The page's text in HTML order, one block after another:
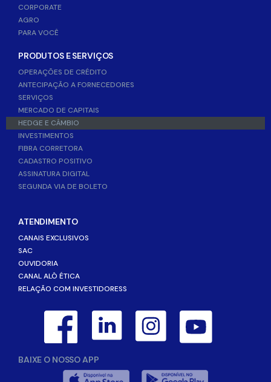
CORPORATE
AGRO
PARA VOCÊ
PRODUTOS E SERVIÇOS
OPERAÇÕES DE CRÉDITO
ANTECIPAÇÃO A FORNECEDORES
SERVIÇOS
MERCADO DE CAPITAIS
HEDGE E CÂMBIO
INVESTIMENTOS
FIBRA CORRETORA
CADASTRO POSITIVO
ASSINATURA DIGITAL
SEGUNDA VIA DE BOLETO
ATENDIMENTO
CANAIS EXCLUSIVOS
SAC
OUVIDORIA
CANAL ALÔ ÉTICA
RELAÇÃO COM INVESTIDORESS
BAIXE O NOSSO APP